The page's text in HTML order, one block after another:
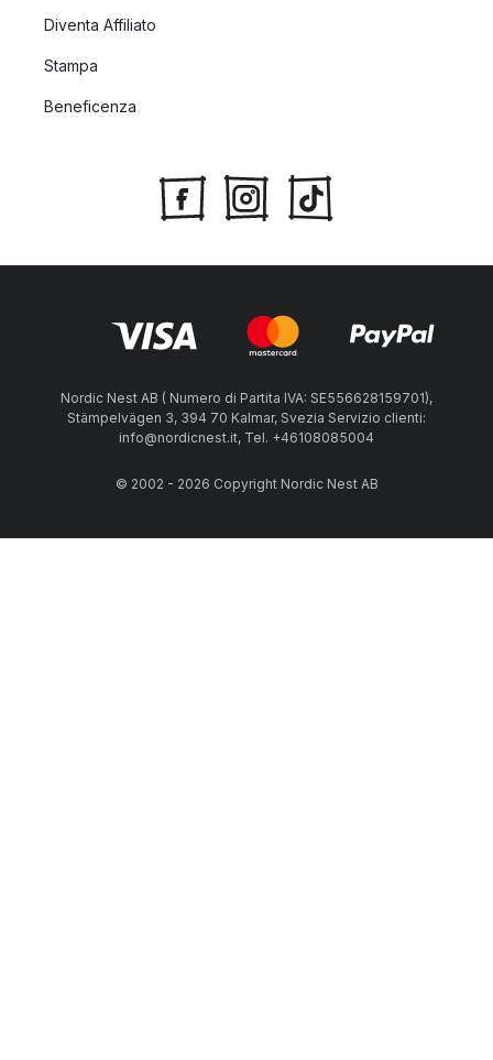
Diventa Affiliato
Stampa
Beneficenza
Nordic Nest AB ( Numero di Partita IVA: SE556628159701),
Stämpelvägen 3, 394 70 Kalmar, Svezia Servizio clienti:
info@nordicnest.it, Tel. +46108085004
© 2002 - 2026 Copyright Nordic Nest AB